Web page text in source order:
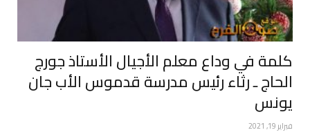
كلمة في وداع معلم الأجيال الأستاذ جورج
الحاج ـ رثاء رئيس مدرسة قدموس الأب جان
يونس
فبراير 19, 2021